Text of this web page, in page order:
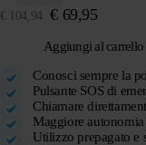
€ 104,94 € 69,95
Aggiungi al carrello
Conosci sempre la
Pulsante SOS di
Chiamare
Maggiore
Utilizzo prepagato e